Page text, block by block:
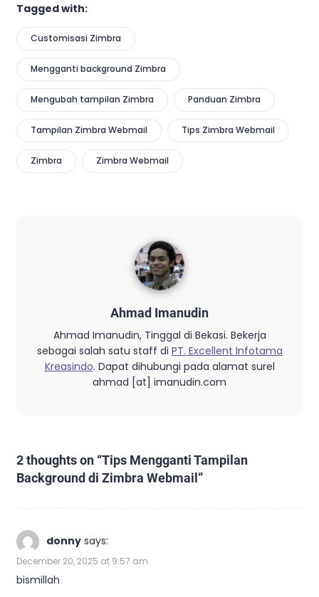
Tagged with:
Customisasi Zimbra
Mengganti background Zimbra
Mengubah tampilan Zimbra Panduan Zimbra
Tampilan Zimbra Webmail Tips Zimbra Webmail
Zimbra Zimbra Webmail
Ahmad Imanudin
Ahmad Imanudin, Tinggal di Bekasi. Bekerja
sebagai salah satu staff di PT. Excellent Infotama
Kreasindo. Dapat dihubungi pada alamat surel
ahmad [at] imanudin.com
2 thoughts on “Tips Mengganti Tampilan
Background di Zimbra Webmail ”
donny says:
December 20, 2025 at 9:57 am
bismillah